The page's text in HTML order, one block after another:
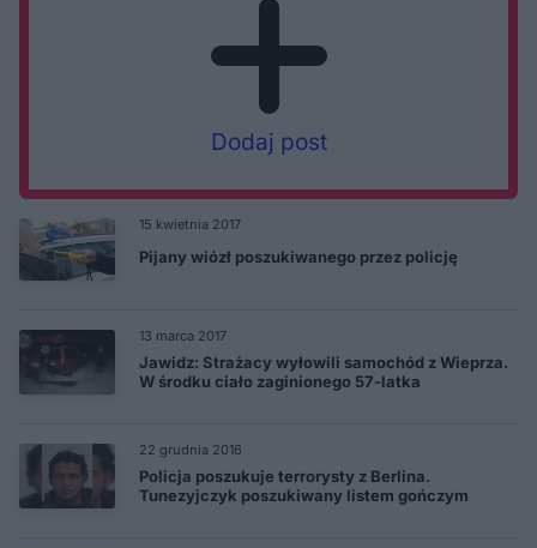
15 kwietnia 2017
Pijany wiózł poszukiwanego przez policję
13 marca 2017
Jawidz: Strażacy wyłowili samochód z Wieprza.
W środku ciało zaginionego 57-latka
22 grudnia 2016
Policja poszukuje terrorysty z Berlina.
Tunezyjczyk poszukiwany listem gończym
Dodaj post